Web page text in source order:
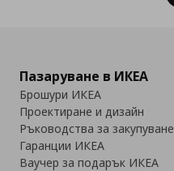
Пазаруване в ИКЕА
Брошури ИКЕА
Проектиране и дизайн
Ръководства за закупуване
Гаранции ИКЕА
Ваучер за подарък ИКЕА